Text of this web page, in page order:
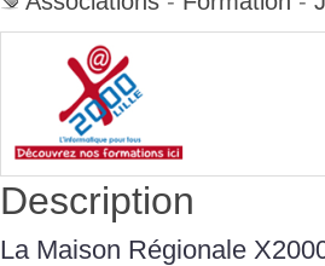
Description
La Maison Régionale